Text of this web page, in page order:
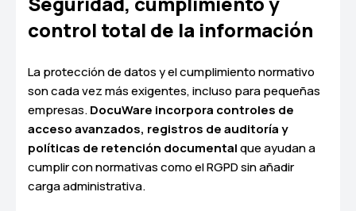
control total de la información
La protección de datos y el cumplimiento normativo
son cada vez más exigentes, incluso para pequeñas
empresas.DocuWare incorpora controles de
acceso avanzados, registros de auditoría y
políticas de retención documentalque ayudan a
cumplir con normativas como el RGPD sin añadir
carga administrativa.